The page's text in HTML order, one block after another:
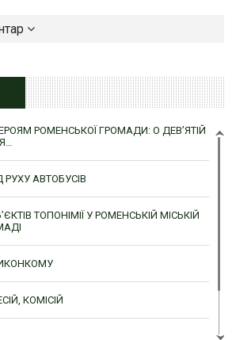
РОМЕНСЬКОЇ ГРОМАДИ: О ДЕВ’ЯТІЙ
АВТОБУСІВ
ТОПОНІМІЇ У РОМЕНСЬКІЙ МІСЬКІЙ
КОМІСІЙ